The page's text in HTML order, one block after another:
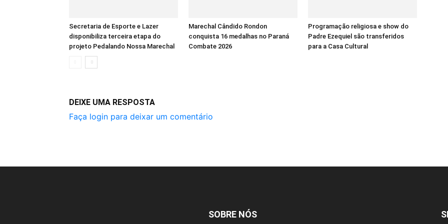
Secretaria de Esporte e Lazer
disponibiliza terceira etapa do
projeto Pedalando Nossa Marechal
Marechal Cândido Rondon
conquista 16 medalhas no Paraná
Combate 2026
Programação religiosa e show do
Padre Ezequiel são transferidos
para a Casa Cultural
DEIXE UMA RESPOSTA
Faça login para deixar um comentário
SOBRE NÓS